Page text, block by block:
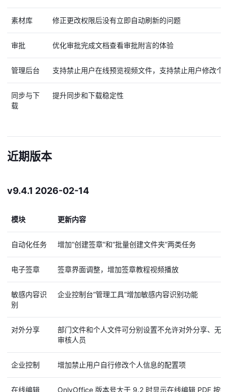
素材库 修正更改权限后没有立即自动刷新的问题
审批 优化审批完成文档查看审批附言的体验
管理后台 支持禁止用户在线预览视频文件，支持禁止用户修改个
同步与下
载
提升同步和下载稳定性
近期版本
v9.4.1 2026-02-14
模块 更新内容
自动化任务 增加“创建签章”和“批量创建文件夹”两类任务
电子签章 签章界面调整，增加签章教程视频播放
敏感内容识
别
企业控制台“管理工具”增加敏感内容识别功能
对外分享
部门文件和个人文件可分别设置不允许对外分享、无
审核人员
企业控制 增加禁止用户自行修改个人信息的配置项
在线编辑 OnlyOffice 版本号大于 9.2 时显示在线编辑 PDF 按钮